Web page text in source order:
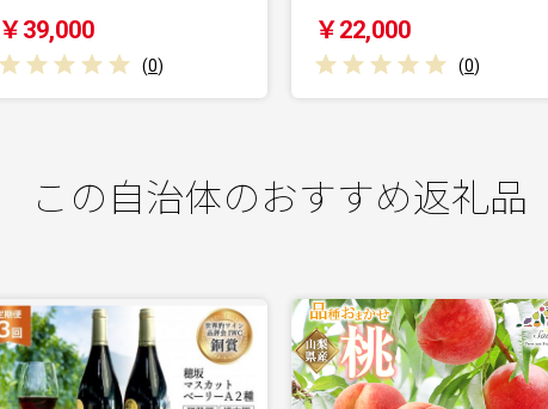
￥22,000
(0)
￥56,000
(0)
この自治体のおすすめ返礼品